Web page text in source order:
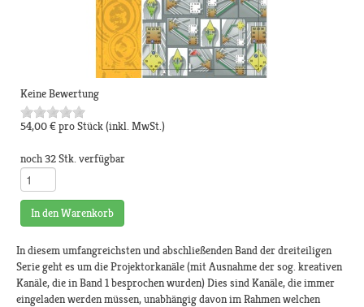
Keine Bewertung
54,00 €pro Stück(inkl. MwSt.)
noch 32 Stk. verfügbar
In den Warenkorb
In diesem umfangreichsten und abschließenden Band der dreiteiligen
Serie geht es um die Projektorkanäle (mit Ausnahme der sog. kreativen
Kanäle, die in Band 1 besprochen wurden) Dies sind Kanäle, die immer
eingeladen werden müssen, unabhängig davon im Rahmen welchen